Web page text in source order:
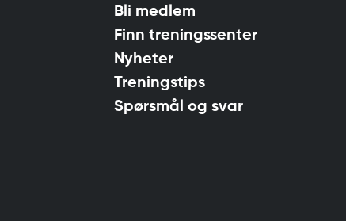
Bli medlem
Finn treningssenter
Nyheter
Treningstips
Spørsmål og svar